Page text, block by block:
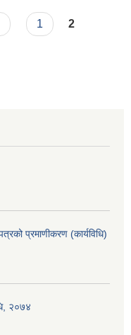
1 2
प्रमाणीकरण (कार्यविधि)
२०७४